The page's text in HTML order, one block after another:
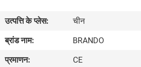
हमारे
बारे
में
उत्पत्ति के प्लेस:
चीन
ब्रांड नाम:
BRANDO
प्रमाणन:
CE